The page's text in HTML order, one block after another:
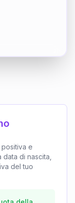
e
di nascita,
del tuo